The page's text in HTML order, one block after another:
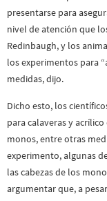
presentarse para
nivel de atención que
Redinbaugh, y los
los experimentos para
medidas, dijo.
Dicho esto, los
para calaveras y
monos, entre otras
experimento, algunas
las cabezas de los
argumentar que, a